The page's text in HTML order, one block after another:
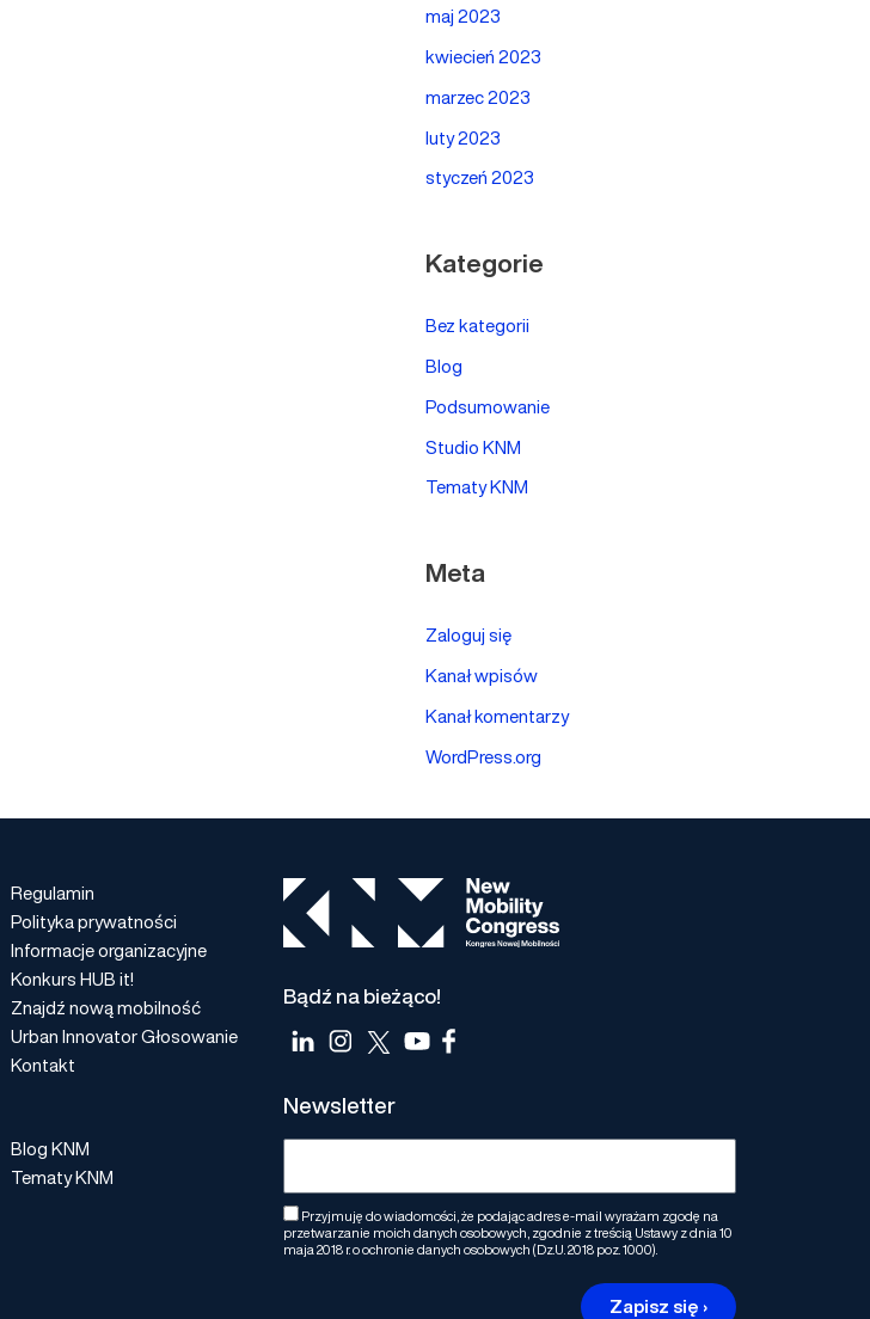
maj 2023
kwiecień 2023
marzec 2023
luty 2023
styczeń 2023
Kategorie
Bez kategorii
Blog
Podsumowanie
Studio KNM
Tematy KNM
Meta
Zaloguj się
Kanał wpisów
Kanał komentarzy
WordPress.org
Regulamin
Polityka prywatności
Informacje organizacyjne
Konkurs HUB it!
Znajdź nową mobilność
Urban Innovator Głosowanie
Kontakt
Blog KNM
Tematy KNM
Bądź na bieżąco!
Newsletter
Przyjmuję do wiadomości, że podając adres e-mail wyrażam zgodę na
przetwarzanie moich danych osobowych, zgodnie z treścią Ustawy z dnia 10
maja 2018 r. o ochronie danych osobowych (Dz.U. 2018 poz. 1000).
Zapisz się ›